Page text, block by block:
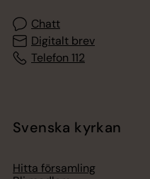
Chatt
Digitalt brev
Telefon 112
Svenska kyrkan
Hitta församling